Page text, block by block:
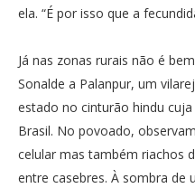
ela. “É por isso que a
Já nas zonas rurais não é
Sonalde a Palanpur, um
estado no cinturão hindu
Brasil. No povoado,
celular mas também riachos
entre casebres. À sombra de